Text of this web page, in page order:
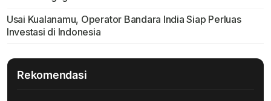
Usai Kualanamu, Operator Bandara India Siap Perluas
Investasi di Indonesia
Rekomendasi